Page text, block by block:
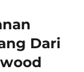
Dari